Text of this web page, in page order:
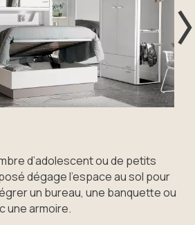
d’adolescent ou de petits
dégage l’espace au sol pour
un bureau, une banquette ou
une armoire.